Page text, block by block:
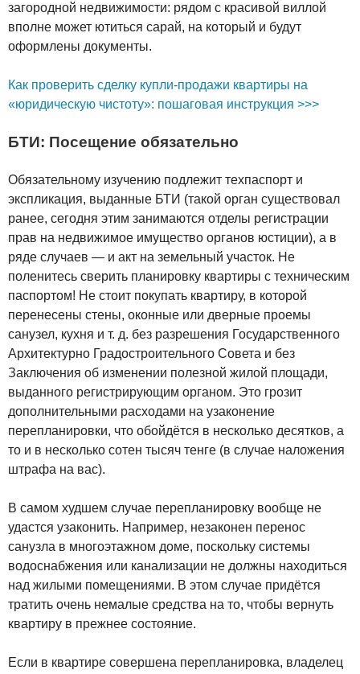
загородной недвижимости: рядом с красивой виллой
вполне может ютиться сарай, на который и будут
оформлены документы.
Как проверить сделку купли-продажи квартиры на
«юридическую чистоту»: пошаговая инструкция >>>
БТИ: Посещение обязательно
Обязательному изучению подлежит техпаспорт и
экспликация, выданные БТИ (такой орган существовал
ранее, сегодня этим занимаются отделы регистрации
прав на недвижимое имущество органов юстиции), а в
ряде случаев — и акт на земельный участок. Не
поленитесь сверить планировку квартиры с техническим
паспортом! Не стоит покупать квартиру, в которой
перенесены стены, оконные или дверные проемы
санузел, кухня и т. д. без разрешения Государственного
Архитектурно Градостроительного Совета и без
Заключения об изменении полезной жилой площади,
выданного регистрирующим органом. Это грозит
дополнительными расходами на узаконение
перепланировки, что обойдётся в несколько десятков, а
то и в несколько сотен тысяч тенге (в случае наложения
штрафа на вас).
В самом худшем случае перепланировку вообще не
удастся узаконить. Например, незаконен перенос
санузла в многоэтажном доме, поскольку системы
водоснабжения или канализации не должны находиться
над жилыми помещениями. В этом случае придётся
тратить очень немалые средства на то, чтобы вернуть
квартиру в прежнее состояние.
Если в квартире совершена перепланировка, владелец